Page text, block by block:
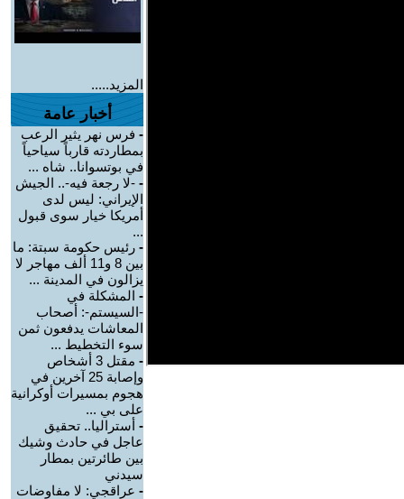
المزيد.....
أخبار عامة
- فرس نهر يثير الرعب
بمطاردته قارباً سياحياً
في بوتسوانا.. شاه ...
- -لا رجعة فيه-.. الجيش
الإيراني: ليس لدى
أمريكا خيار سوى قبول
...
- رئيس حكومة سبتة: ما
بين 8 و11 ألف مهاجر لا
يزالون في المدينة ...
- المشكلة في
-السيستم-: أصحاب
المعاشات يدفعون ثمن
سوء التخطيط ...
-
مقتل 3 أشخاص
وإصابة 25 آخرين في
هجوم بمسيرات أوكرانية
على بي ...
- أستراليا.. تحقيق
عاجل في حادث وشيك
بين طائرتين بمطار
سيدني
- عراقجي: لا مفاوضات